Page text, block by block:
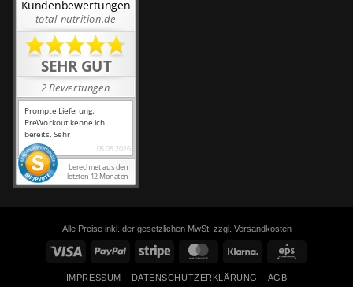
Alle Preise inkl. der gesetzlichen MwSt. zzgl. Versandkosten
Visa PayPal Stripe MasterCard Klarna
IMPRESSUM DATENSCHUTZERKLÄRUNG AGB